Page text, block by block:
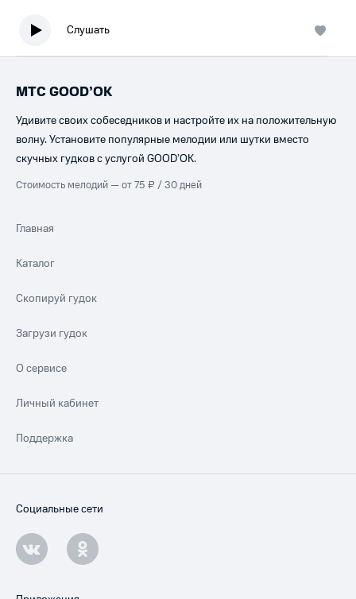
Слушать
МТС GOOD’OK
Удивите своих собеседников и настройте их на положительную
волну. Установите популярные мелодии или шутки вместо
скучных гудков с услугой GOOD’OK.
Стоимость мелодий — от 75 ₽ / 30 дней
Главная
Каталог
Скопируй гудок
Загрузи гудок
О сервисе
Личный кабинет
Поддержка
Социальные сети